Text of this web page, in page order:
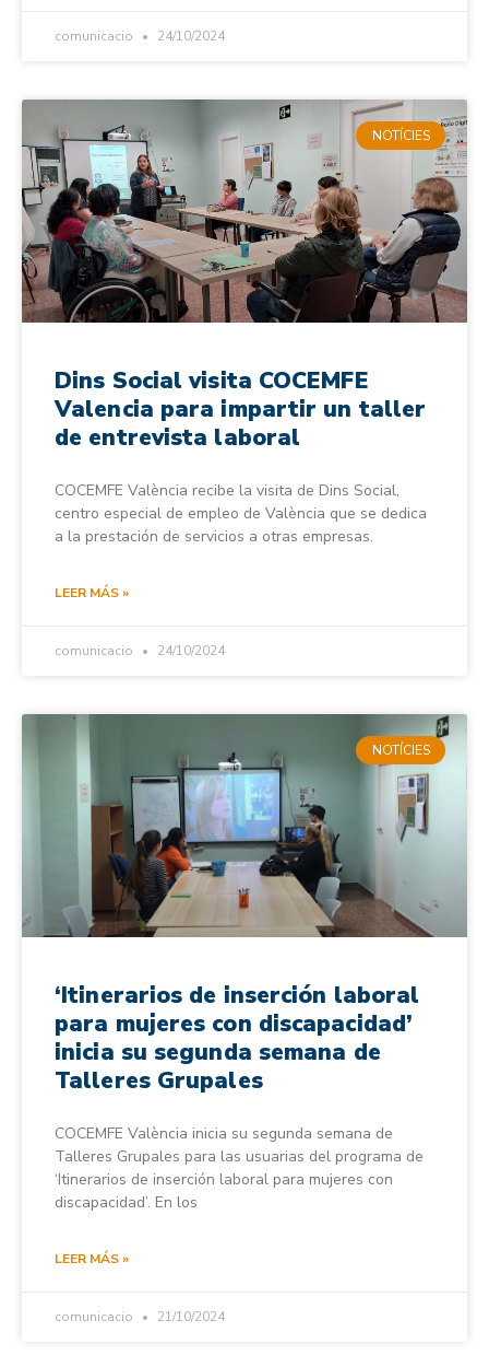
comunicacio 24/10/2024
NOTÍCIES
Dins Social visita COCEMFE
Valencia para impartir un taller
de entrevista laboral
COCEMFE València recibe la visita de Dins Social,
centro especial de empleo de València que se dedica
a la prestación de servicios a otras empresas.
LEER MÁS »
comunicacio 24/10/2024
NOTÍCIES
‘Itinerarios de inserción laboral
para mujeres con discapacidad’
inicia su segunda semana de
Talleres Grupales
COCEMFE València inicia su segunda semana de
Talleres Grupales para las usuarias del programa de
‘Itinerarios de inserción laboral para mujeres con
discapacidad’. En los
LEER MÁS »
comunicacio 21/10/2024